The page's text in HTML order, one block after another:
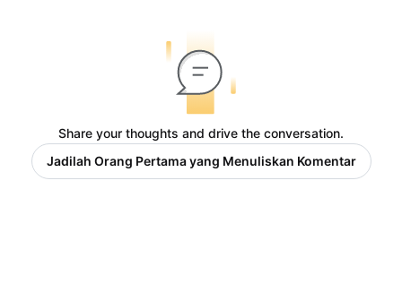
Share your thoughts and drive the conversation.
Jadilah Orang Pertama yang Menuliskan Komentar